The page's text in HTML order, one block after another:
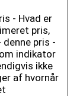
- Hvad er
pris,
pris -
indikator
ikke
af hvornår